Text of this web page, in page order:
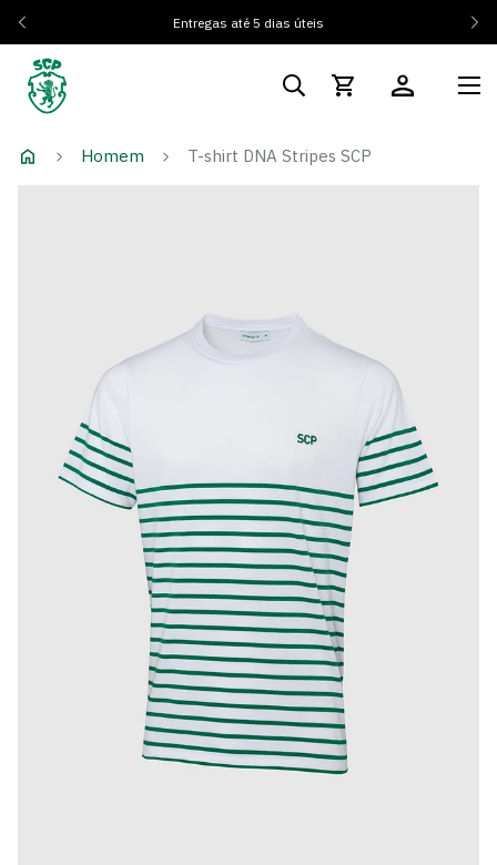
Entregas até 5 dias úteis
Homem T-shirt DNA Stripes SCP